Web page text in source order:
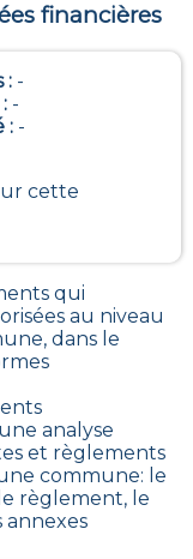
financières
: -
-
: -
cette
qui
au niveau
, dans le
analyse
et règlements
commune: le
règlement, le
annexes